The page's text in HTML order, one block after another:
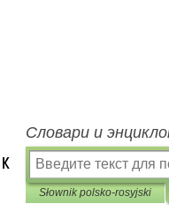
Словари и
Słownik polsko-rosyjski